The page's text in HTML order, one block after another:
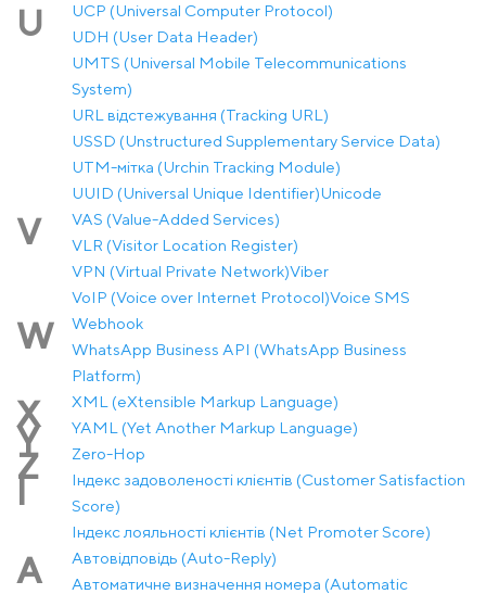
U
UCP (Universal Computer Protocol)
UDH (User Data Header)
UMTS (Universal Mobile Telecommunications
System)
URL відстежування (Tracking URL)
USSD (Unstructured Supplementary Service Data)
UTM-мітка (Urchin Tracking Module)
UUID (Universal Unique Identifier)Unicode
V
VAS (Value-Added Services)
VLR (Visitor Location Register)
VPN (Virtual Private Network)Viber
VoIP (Voice over Internet Protocol)Voice SMS
W
Webhook
WhatsApp Business API (WhatsApp Business
Platform)
X XML (eXtensible Markup Language)
Y YAML (Yet Another Markup Language)
Z Zero-Hop
І
Індекс задоволеності клієнтів (Customer Satisfaction
Score)
Індекс лояльності клієнтів (Net Promoter Score)
А
Автовідповідь (Auto-Reply)
Автоматичне визначення номера (Automatic